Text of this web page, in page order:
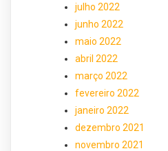
julho 2022
junho 2022
maio 2022
abril 2022
março 2022
fevereiro 2022
janeiro 2022
dezembro 2021
novembro 2021